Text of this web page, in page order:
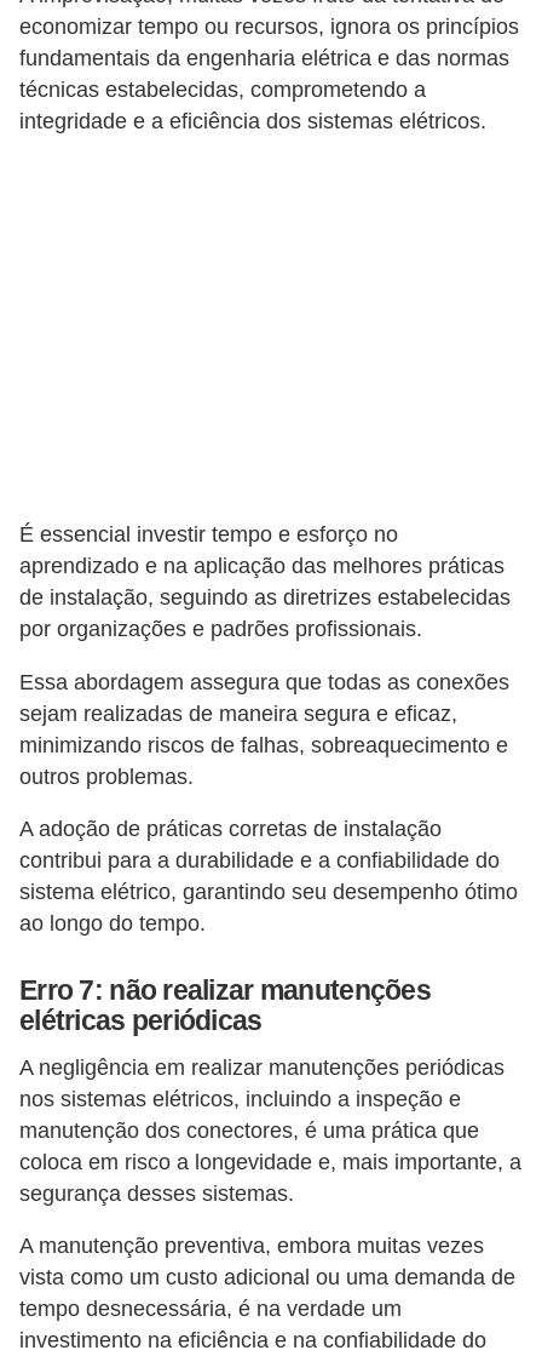
economizar tempo ou recursos, ignora os princípios
fundamentais da engenharia elétrica e das normas
técnicas estabelecidas, comprometendo a
integridade e a eficiência dos sistemas elétricos.
É essencial investir tempo e esforço no
aprendizado e na aplicação das melhores práticas
de instalação, seguindo as diretrizes estabelecidas
por organizações e padrões profissionais.
Essa abordagem assegura que todas as conexões
sejam realizadas de maneira segura e eficaz,
minimizando riscos de falhas, sobreaquecimento e
outros problemas.
A adoção de práticas corretas de instalação
contribui para a durabilidade e a confiabilidade do
sistema elétrico, garantindo seu desempenho ótimo
ao longo do tempo.
Erro 7: não realizar manutenções
elétricas periódicas
A negligência em realizar manutenções periódicas
nos sistemas elétricos, incluindo a inspeção e
manutenção dos conectores, é uma prática que
coloca em risco a longevidade e, mais importante, a
segurança desses sistemas.
A manutenção preventiva, embora muitas vezes
vista como um custo adicional ou uma demanda de
tempo desnecessária, é na verdade um
investimento na eficiência e na confiabilidade do
r
a
n
ç
i
d
a
e